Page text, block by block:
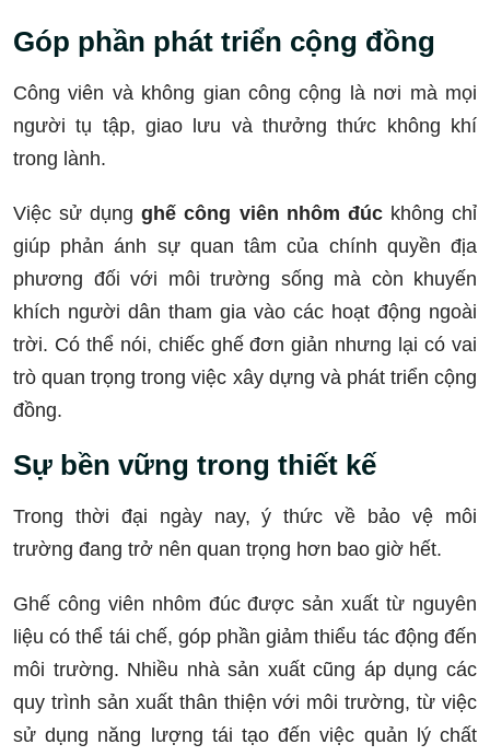
Góp phần phát triển cộng đồng
Công viên và không gian công cộng là nơi mà mọi
người tụ tập, giao lưu và thưởng thức không khí
trong lành.
Việc sử dụngghế công viên nhôm đúckhông chỉ
giúp phản ánh sự quan tâm của chính quyền địa
phương đối với môi trường sống mà còn khuyến
khích người dân tham gia vào các hoạt động ngoài
trời. Có thể nói, chiếc ghế đơn giản nhưng lại có vai
trò quan trọng trong việc xây dựng và phát triển cộng
đồng.
Sự bền vững trong thiết kế
Trong thời đại ngày nay, ý thức về bảo vệ môi
trường đang trở nên quan trọng hơn bao giờ hết.
Ghế công viên nhôm đúc được sản xuất từ nguyên
liệu có thể tái chế, góp phần giảm thiểu tác động đến
môi trường. Nhiều nhà sản xuất cũng áp dụng các
quy trình sản xuất thân thiện với môi trường, từ việc
sử dụng năng lượng tái tạo đến việc quản lý chất